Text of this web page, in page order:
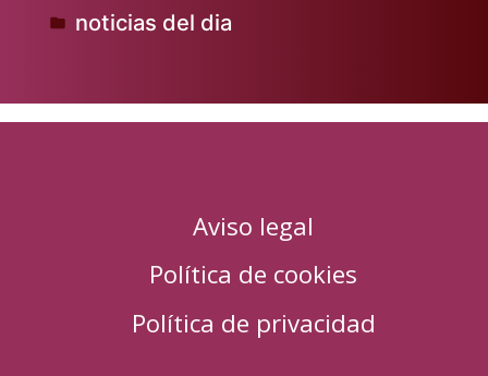
Publicado
noticias del dia
Aviso legal
Política de cookies
Política de privacidad